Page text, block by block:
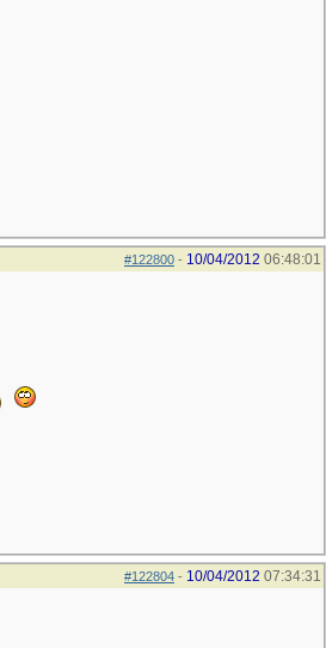
#122800 - 10/04/2012 06:48:01
#122804 - 10/04/2012 07:34:31